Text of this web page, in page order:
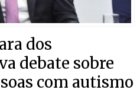
dos
debate sobre
com autismo